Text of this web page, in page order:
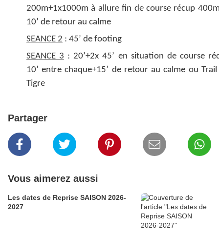
200m+1x1000m à allure fin de course récup
10’ de retour au calme
SEANCE 2 : 45’ de footing
SEANCE 3 : 20’+2x 45’ en situation de course
10’ entre chaque+15’ de retour au calme ou
Tigre
Partager
Vous aimerez aussi
Les dates de Reprise SAISON 2026-
2027